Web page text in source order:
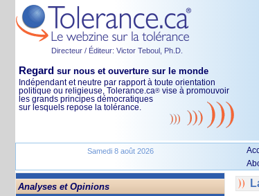
Directeur / Éditeur: Victor Teboul, Ph.D.
Regard sur nous et ouverture sur le monde
Indépendant et neutre par rapport à toute orientation
politique ou religieuse, Tolerance.ca® vise à promouvoir
les grands principes démocratiques
sur lesquels repose la tolérance.
Samedi 8 août 2026
Analyses et Opinions